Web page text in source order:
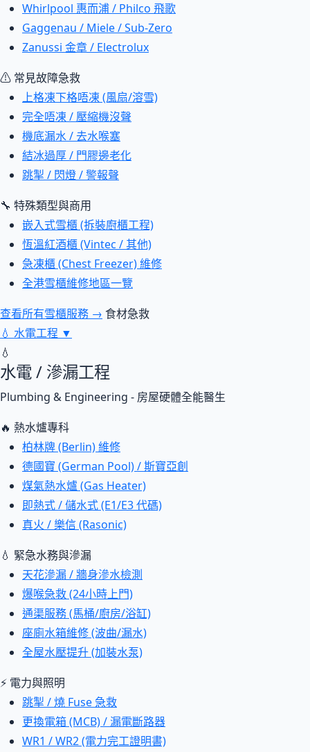
Whirlpool 惠而浦 / Philco 飛歌
Gaggenau / Miele / Sub-Zero
Zanussi 金章 / Electrolux
⚠ 常見故障急救
上格凍下格唔凍 (風扇/溶雪)
完全唔凍 / 壓縮機沒聲
機底漏水 / 去水喉塞
結冰過厚 / 門膠邊老化
跳掣 / 閃燈 / 警報聲
🔧 特殊類型與商用
嵌入式雪櫃 (拆裝廚櫃工程)
恆溫紅酒櫃 (Vintec / 其他)
急凍櫃 (Chest Freezer) 維修
全港雪櫃維修地區一覽
查看所有雪櫃服務 → 食材急救
💧 水電工程 ▼
💧
水電 / 滲漏工程
Plumbing & Engineering - 房屋硬體全能醫生
🔥 熱水爐專科
柏林牌 (Berlin) 維修
德國寶 (German Pool) / 斯寶亞創
煤氣熱水爐 (Gas Heater)
即熱式 / 儲水式 (E1/E3 代碼)
真火 / 樂信 (Rasonic)
💧 緊急水務與滲漏
天花滲漏 / 牆身滲水檢測
爆喉急救 (24小時上門)
通渠服務 (馬桶/廚房/浴缸)
座廁水箱維修 (波曲/漏水)
全屋水壓提升 (加裝水泵)
⚡ 電力與照明
跳掣 / 燒 Fuse 急救
更換電箱 (MCB) / 漏電斷路器
WR1 / WR2 (電力完工證明書)